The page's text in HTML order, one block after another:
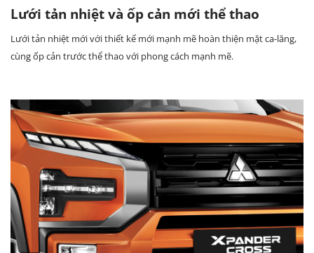
Lưới tản nhiệt và ốp cản mới thể thao
Lưới tản nhiệt mới với thiết kế mới mạnh mẽ hoàn thiện mặt ca-lăng,
cùng ốp cản trước thể thao với phong cách mạnh mẽ.​